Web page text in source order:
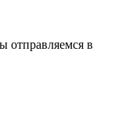
отправляемся в